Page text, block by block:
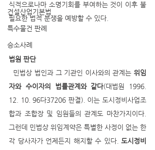
건설산업기본법
특수물건 판례
승소사례
식적으로나마 소명기회를 부여하는 것이 이후 불
필요한 법적 분쟁을 예방할 수 있다.
법원 판단
  민법상 법인과 그 기관인 이사와의 관계는
위임
자와 수이자의 법률관계와 같다(대법원 1996.
12. 10. 96다37206 판결). 이는 도시정비사업조
합과 조합장 및 임원들의 관계도 마찬가지이다.
그런데 민법상 위임계약은 특별한 사정이 없는 한
각 당사자가 언제든지 해지할 수 있다. 도시정비